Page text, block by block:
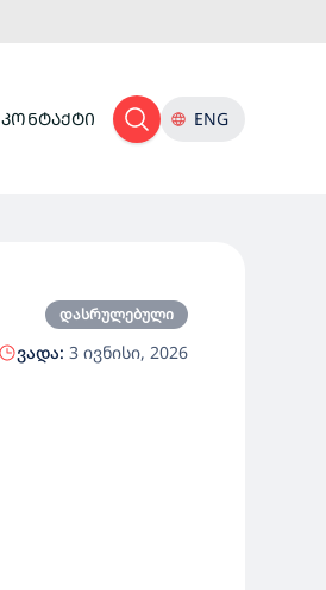
ᲙᲝᲜᲢᲐᲥᲢᲘ ENG
დასრულებული
ვადა: 3 ივნისი, 2026